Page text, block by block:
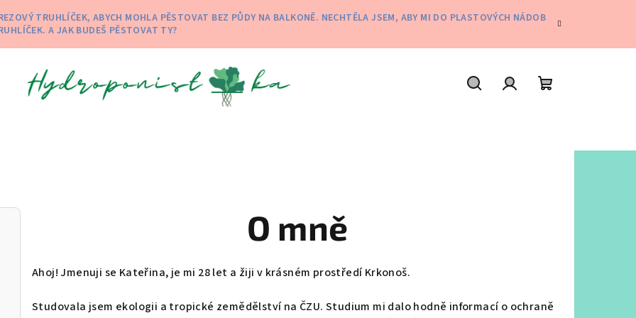
TRUHLÍČEK, ABYCH MOHLA PĚSTOVAT BEZ PŮDY NA BALKONĚ. NECHTĚLA JSEM, ABY MI DO PLASTOVÝCH NÁDOB
A JAK BUDEŠ PĚSTOVAT TY?
košík
O mně
Ahoj! Jmenuji se Kateřina, je mi 28 let a žiji v krásném prostředí Krkonoš.
Studovala jsem ekologii a tropické zemědělství na ČZU. Studium mi dalo hodně informací o ochraně